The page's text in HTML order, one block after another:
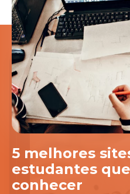
5 melhores
estudantes
conhecer